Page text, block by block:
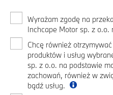
Wyrażam zgodę na
Inchcape Motor sp. z o.o.
Chcę również
produktów i usług
sp. z o.o. na podstawie
zachowań, również w
bądź usług.